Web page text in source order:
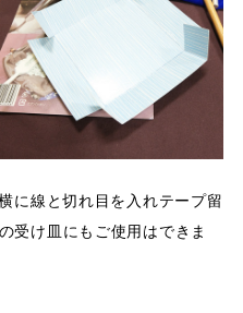
に線と切れ目を入れテープ留
受け皿にもご使用はできま